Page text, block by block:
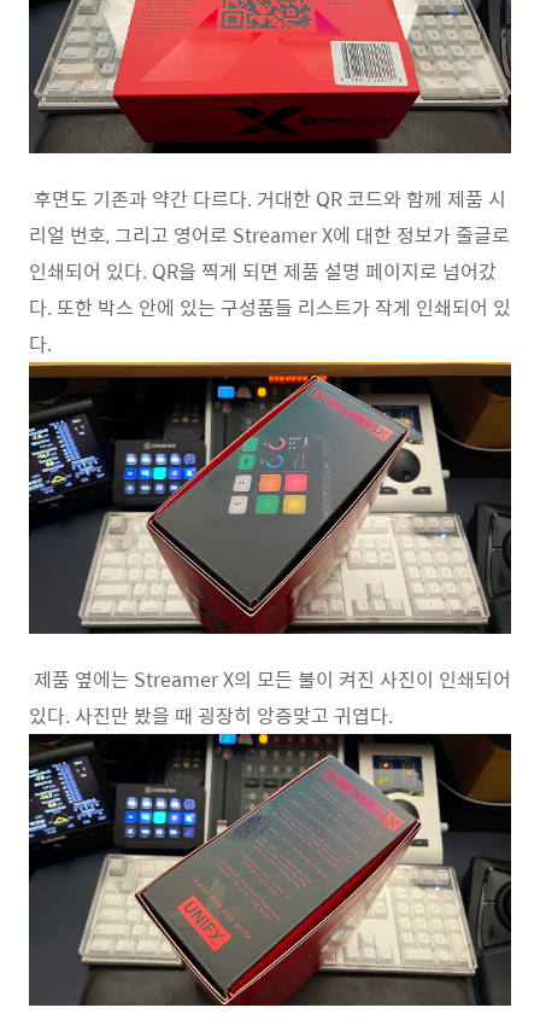
후면도 기존과 약간 다르다. 거대한 QR 코드와 함께 제품 시
리얼 번호, 그리고 영어로 Streamer X에 대한 정보가 줄글로
인쇄되어 있다. QR을 찍게 되면 제품 설명 페이지로 넘어갔
다. 또한 박스 안에 있는 구성품들 리스트가 작게 인쇄되어 있
다.
제품 옆에는 Streamer X의 모든 불이 켜진 사진이 인쇄되어
있다. 사진만 봤을 때 굉장히 앙증맞고 귀엽다.